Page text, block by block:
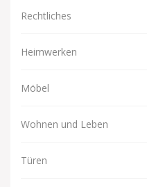
Rechtliches
Heimwerken
Möbel
Wohnen und Leben
Türen